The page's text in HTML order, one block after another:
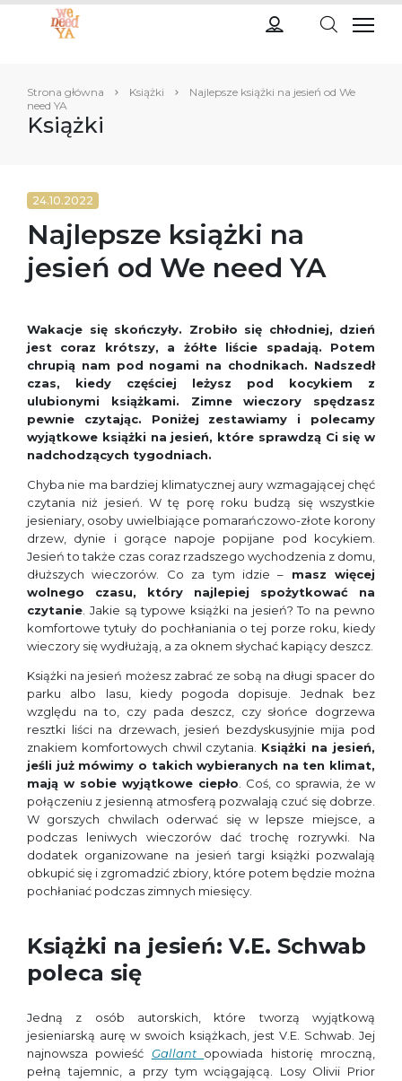
Strona główna Książki
Najlepsze książki na jesień od We
need YA
Książki
24.10.2022
Najlepsze książki na
jesień od We need YA
Wakacje się skończyły. Zrobiło się chłodniej, dzień
jest coraz krótszy, a żółte liście spadają. Potem
chrupią nam pod nogami na chodnikach. Nadszedł
czas, kiedy częściej leżysz pod kocykiem z
ulubionymi książkami. Zimne wieczory spędzasz
pewnie czytając. Poniżej zestawiamy i polecamy
wyjątkowe książki na jesień, które sprawdzą Ci się w
nadchodzących tygodniach.
Chyba nie ma bardziej klimatycznej aury wzmagającej chęć
czytania niż jesień. W tę porę roku budzą się wszystkie
jesieniary, osoby uwielbiające pomarańczowo-złote korony
drzew, dynie i gorące napoje popijane pod kocykiem.
Jesień to także czas coraz rzadszego wychodzenia z domu,
dłuższych wieczorów. Co za tym idzie – masz więcej
wolnego czasu, który najlepiej spożytkować na
czytanie . Jakie są typowe książki na jesień? To na pewno
komfortowe tytuły do pochłaniania o tej porze roku, kiedy
wieczory się wydłużają, a za oknem słychać kapiący deszcz.
Książki na jesień możesz zabrać ze sobą na długi spacer do
parku albo lasu, kiedy pogoda dopisuje. Jednak bez
względu na to, czy pada deszcz, czy słońce dogrzewa
resztki liści na drzewach, jesień bezdyskusyjnie mija pod
znakiem komfortowych chwil czytania. Książki na jesień,
jeśli już mówimy o takich wybieranych na ten klimat,
mają w sobie wyjątkowe ciepło . Coś, co sprawia, że w
połączeniu z jesienną atmosferą pozwalają czuć się dobrze.
W gorszych chwilach oderwać się w lepsze miejsce, a
podczas leniwych wieczorów dać trochę rozrywki. Na
dodatek organizowane na jesień targi książki pozwalają
obkupić się i zgromadzić zbiory, które potem będzie można
pochłaniać podczas zimnych miesięcy.
Książki na jesień: V.E. Schwab
poleca się
Jedną z osób autorskich, które tworzą wyjątkową
jesieniarską aurę w swoich książkach, jest V.E. Schwab. Jej
najnowsza powieść Gallant opowiada historię mroczną,
pełną tajemnic, a przy tym wciągającą. Losy Olivii Prior